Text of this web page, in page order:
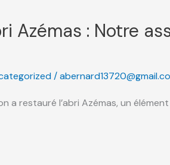
Azémas : Notre
/
a restauré l’abri Azémas, un